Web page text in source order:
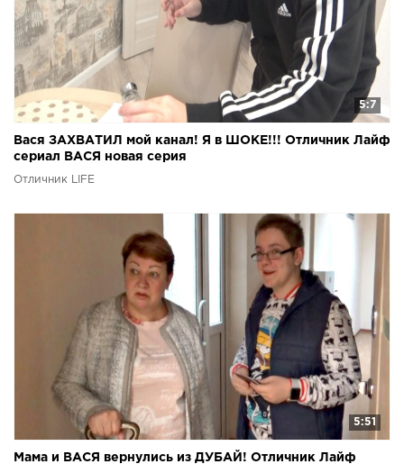
5:7
Вася ЗАХВАТИЛ мой канал! Я в ШОКЕ!!! Отличник Лайф
сериал ВАСЯ новая серия
Отличник LIFE
5:51
Мама и ВАСЯ вернулись из ДУБАЙ! Отличник Лайф